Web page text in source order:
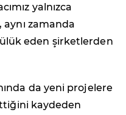
yalnızca
zamanda
eden şirketlerden
da yeni projelere
kaydeden